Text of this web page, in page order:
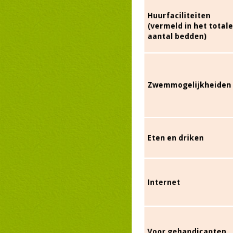
Huurfaciliteiten
(vermeld in het totale
aantal bedden)
Zwemmogelijkheiden
Eten en driken
Internet